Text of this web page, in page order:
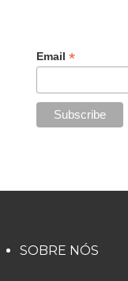
Email*
SOBRE NÓS